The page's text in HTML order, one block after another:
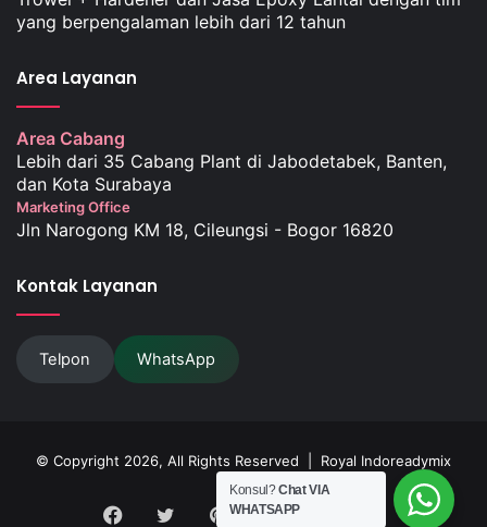
yang berpengalaman lebih dari 12 tahun
Area Layanan
Area Cabang
Lebih dari 35 Cabang Plant di Jabodetabek, Banten,
dan Kota Surabaya
Marketing Office
Jln Narogong KM 18, Cileungsi - Bogor 16820
Kontak Layanan
Telpon WhatsApp
© Copyright 2026, All Rights Reserved | Royal Indoreadymix
Facebook
TwitterPinterestLinkedInYouTubeInstagram
Konsul?Chat VIA
WHATSAPP